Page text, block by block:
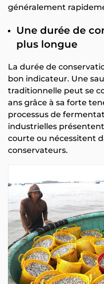
généralement
Une durée de
plus longue
La durée de
bon indicateur. Une
traditionnelle peut se
ans grâce à sa forte
processus de
industrielles
courte ou nécessitent
conservateurs.